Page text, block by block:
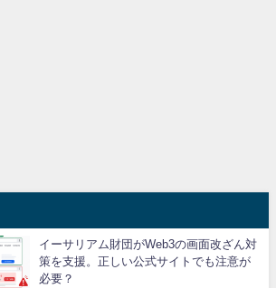
イーサリアム財団がWeb3の画面改ざん対
策を支援。正しい公式サイトでも注意が
必要？